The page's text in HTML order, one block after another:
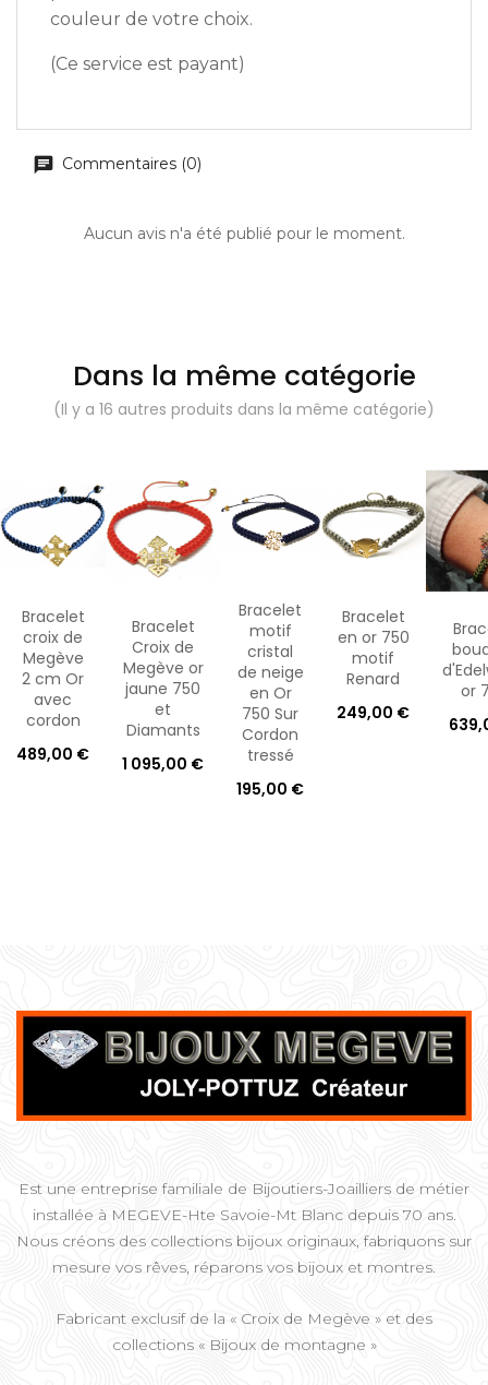
couleur de votre choix.
(Ce service est payant)
Commentaires (0)
Aucun avis n'a été publié pour le moment.
Dans la même catégorie
(Il y a 16 autres produits dans la même catégorie)
Bracelet
croix de
Megève
2 cm Or
avec
cordon
489,00 €
Bracelet
Croix de
Megève or
jaune 750
et
Diamants
1 095,00 €
Bracelet
motif
cristal
de neige
en Or
750 Sur
Cordon
tressé
195,00 €
Bracelet
en or 750
motif
Renard
249,00 €
or
Est une entreprise familiale de Bijoutiers-Joailliers de métier
installée à MEGEVE-Hte Savoie-Mt Blanc depuis 70 ans.
Nous créons des collections bijoux originaux, fabriquons sur
mesure vos rêves, réparons vos bijoux et montres.
Fabricant exclusif de la « Croix de Megève » et des
collections « Bijoux de montagne »